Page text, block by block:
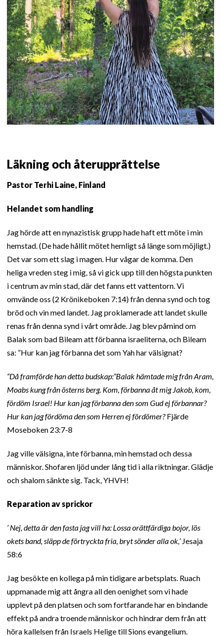
Läkning och återupprättelse
Pastor Terhi Laine, Finland
Helandet som handling
Jag hörde att en nynazistisk grupp hade haft ett möte i min
hemstad. (De hade hållit mötet hemligt så länge som möjligt.)
Det var som ett slag i magen. Hur vågar de komma. Den
heliga vreden steg i mig, så vi gick upp till den högsta punkten
i centrum av min stad, där det fanns ett vattentorn. Vi
omvände oss (2 Krönikeboken 7:14) från denna synd och tog
bröd och vin med landet. Jag proklamerade att landet skulle
renas från denna synd i vårt område. Jag blev påmind om
Balak som bad Bileam att förbanna israeliterna, och Bileam
sa: ”Hur kan jag förbanna det som Yah har välsignat?
“Då framförde han detta budskap:”Balak hämtade mig från Aram,
Moabs kung från österns berg. Kom, förbanna åt mig Jakob, kom,
fördöm Israel! Hur kan jag förbanna den som Gud ej förbannar?
Hur kan jag fördöma den som Herren ej fördömer?Fjärde
Moseboken 23:7-8
Jag ville välsigna, inte förbanna, min hemstad och dessa
människor. Shofaren ljöd under lång tid i alla riktningar. Glädje
och shalom sänkte sig. Tack, YHVH!
Reparation av sprickor
’ Nej, detta är den fasta jag vill ha: Lossa orättfärdiga bojor, lös
okets band, släpp de förtryckta fria, bryt sönder alla ok,’Jesaja
58:6
Jag besökte en kollega på min tidigare arbetsplats. Ruach
uppmanade mig att ångra all den oenighet som vi hade
upplevt på den platsen och som fortfarande har en bindande
effekt på andra troende människor och hindrar dem från att
höra kallelsen från Israels Helige till Sions evangelium.